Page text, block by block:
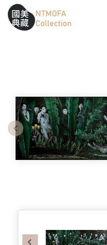
跳到中間主要內容區
網站導覽
:::
Previous